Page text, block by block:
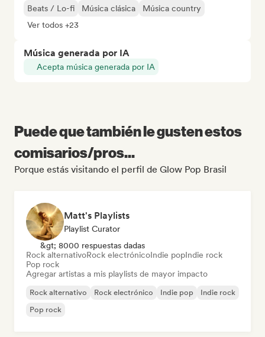
Beats / Lo-fi Música clásica
Música country
Ver todos +23
Música generada por IA
Acepta música generada por IA
Puede que también le gusten estos
comisarios/pros...
Porque estás visitando el perfil de Glow Pop Brasil
Matt's Playlists
Playlist Curator
&gt; 8000 respuestas dadas
Rock alternativoRock electrónicoIndie popIndie rock
Pop rock
Agregar artistas a mis playlists de mayor impacto
Rock alternativo Rock electrónico Indie pop
Indie rock
Pop rock